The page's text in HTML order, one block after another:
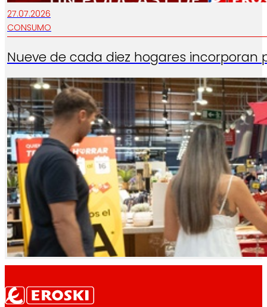
27.07.2026
CONSUMO
Nueve de cada diez hogares